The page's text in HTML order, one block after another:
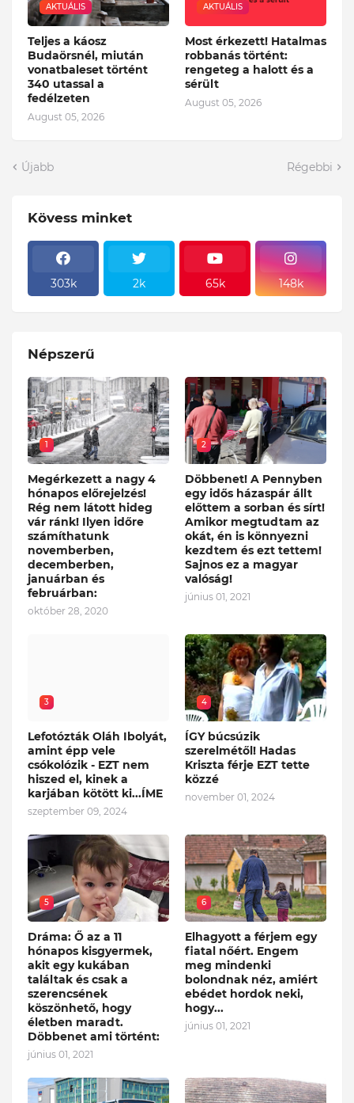
AKTUÁLIS
Teljes a káosz
Budaörsnél, miután
vonatbaleset történt
340 utassal a
fedélzeten
August 05, 2026
AKTUÁLIS
Most érkezett! Hatalmas
robbanás történt:
rengeteg a halott és a
sérült
August 05, 2026
Újabb Régebbi
Kövess minket
303k 2k 65k 148k
Népszerű
1
Megérkezett a nagy 4
hónapos előrejelzés!
Rég nem látott hideg
vár ránk! Ilyen időre
számíthatunk
novemberben,
decemberben,
januárban és
februárban:
október 28, 2020
2
Döbbenet! A Pennyben
egy idős házaspár állt
előttem a sorban és sírt!
Amikor megtudtam az
okát, én is könnyezni
kezdtem és ezt tettem!
Sajnos ez a magyar
valóság!
június 01, 2021
3
Lefotózták Oláh Ibolyát,
amint épp vele
csókolózik - EZT nem
hiszed el, kinek a
karjában kötött ki...ÍME
szeptember 09, 2024
4
ÍGY búcsúzik
szerelmétől! Hadas
Kriszta férje EZT tette
közzé
november 01, 2024
5
Dráma: Ő az a 11
hónapos kisgyermek,
akit egy kukában
találtak és csak a
szerencsének
köszönhető, hogy
életben maradt.
Döbbenet ami történt:
június 01, 2021
6
Elhagyott a férjem egy
fiatal nőért. Engem
meg mindenki
bolondnak néz, amiért
ebédet hordok neki,
hogy...
június 01, 2021